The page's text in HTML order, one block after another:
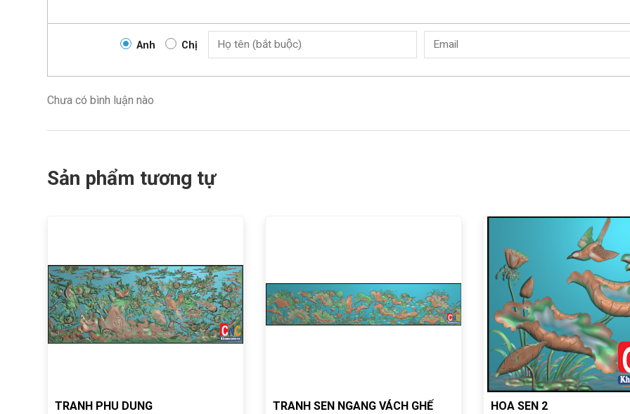
Anh Chị
Chưa có bình luận nào
Sản phẩm tương tự
TRANH PHU DUNG TRANH SEN NGANG VÁCH GHẾ HOA SEN 2